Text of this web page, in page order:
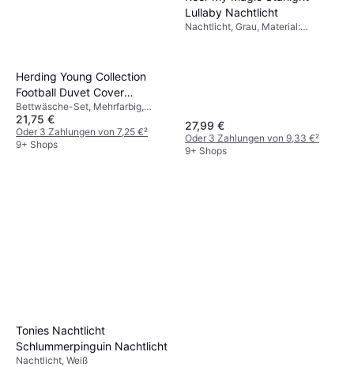
Herding Young Collection
Football Duvet Cover
135x200cm
Bettwäsche-Set, Mehrfarbig,
Material: Baumwolle
21,75 €
Oder 3 Zahlungen von 7,25 €²
9+ Shops
Lullaby Nachtlicht
Nachtlicht, Grau, Material:
27,99 €
Oder 3 Zahlungen von 9,33 €²
9+ Shops
Tonies Nachtlicht
Schlummerpinguin Nachtlicht
Nachtlicht, Weiß